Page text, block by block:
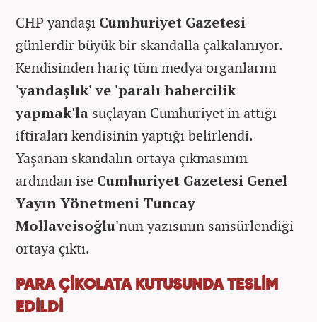
CHP yandaşı Cumhuriyet Gazetesi
günlerdir büyük bir skandalla çalkalanıyor.
Kendisinden hariç tüm medya organlarını
'yandaşlık' ve 'paralı habercilik
yapmak'la suçlayan Cumhuriyet'in attığı
iftiraları kendisinin yaptığı belirlendi.
Yaşanan skandalın ortaya çıkmasının
ardından ise Cumhuriyet Gazetesi Genel
Yayın Yönetmeni Tuncay
Mollaveisoğlu'nun yazısının sansürlendiği
ortaya çıktı.
PARA ÇİKOLATA KUTUSUNDA TESLİM
EDİLDİ